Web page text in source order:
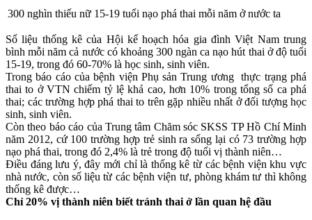
300 nghìn thiếu nữ 15-19 tuổi nạo phá thai mỗi năm ở nước ta
Số liệu thống kê của Hội kế hoạch hóa gia đình Việt Nam trung
bình mỗi năm cả nước có khoảng 300 ngàn ca nạo hút thai ở độ tuổi
15-19, trong đó 60-70% là học sinh, sinh viên.
Trong báo cáo của bệnh viện Phụ sản Trung ương thực trạng phá
thai to ở VTN chiếm tỷ lệ khá cao, hơn 10% trong tổng số ca phá
thai; các trường hợp phá thai to trên gặp nhiều nhất ở đối tượng học
sinh, sinh viên.
Còn theo báo cáo của Trung tâm Chăm sóc SKSS TP Hồ Chí Minh
năm 2012, cứ 100 trường hợp trẻ sinh ra sống lại có 73 trường hợp
nạo phá thai, trong đó 2,4% là trẻ trong độ tuổi vị thành niên…
Điều đáng lưu ý, đây mới chỉ là thống kê từ các bệnh viện khu vực
nhà nước, còn số liệu từ các bệnh viện tư, phòng khám tư thì không
thống kê được…
Chỉ 20% v‌ị thà‌nh niê‌n biết tránh thai ở lần quan hệ đầu